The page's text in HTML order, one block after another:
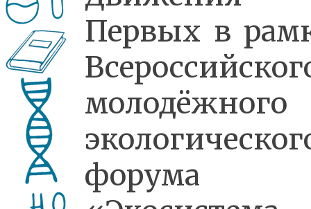
Первых в
молодёжного
форума